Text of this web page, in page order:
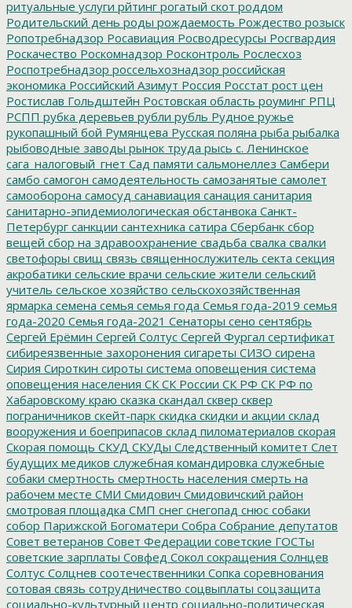
ритуальные услуги рйтинг рогатый скот роддом
Родительский день роды рождаемость Рождество розыск
Ропотребнадзор Росавиация Росводресурсы Росгвардия
Роскачество Роскомнадзор Росконтроль Рослесхоз
Роспотребнадзор россельхознадзор российская
экономика Российский Азимут Россия Росстат рост цен
Ростислав Гольдштейн Ростовская область роуминг РПЦ
РСПП рубка деревьев рубли рубль Рудное ружье
рукопашный бой Румянцева Русская поляна рыба рыбалка
рыбоводные заводы рынок труда рысь с. Ленинское
сага_налоговый_гнет Сад памяти сальмонеллез Самбери
самбо самогон самодеятельность самозанятые самолет
самооборона самосуд санавиация санация санитария
санитарно-эпидемиологическая обстанвока Санкт-
Петербург санкции сантехника сатира Сбербанк сбор
вещей сбор на здравоохранение свадьба свалка свалки
светофоры свищ связь священнослужитель секта секция
акробатики сельские врачи сельские жители сельский
учитель сельское хозяйство сельскохозяйственная
ярмарка семена семья семья года Семья года-2019 семья
года-2020 Семья года-2021 Сенаторы сено сентябрь
Сергей Ерёмин Сергей Солтус Сергей Фургал сертификат
сибиреязвенные захоронения сигареты СИЗО сирена
Сирия Сироткин сироты система оповещения система
оповещения населения СК СК России СК РФ СК РФ по
Хабаровскому краю сказка скандал сквер сквер
пограничников скейт-парк скидка скидки и акции склад
вооружения и боеприпасов склад пиломатериалов скорая
Скорая помощь СКУД СКУДы Следственный комитет Слет
будущих медиков служебная командировка служебные
собаки смертность смертность населения смерть на
рабочем месте СМИ Смидович Смидовичский район
смотровая площадка СМП снег снегопад снюс собаки
собор Парижской Богоматери Собра Собрание депутатов
Совет ветеранов Совет Федерации советские ГОСТы
советские зарплаты Совфед Сокол сокращения Солнцев
Солтус Солцнев соотечественники Сопка соревнования
сотовая связь сотрудничество соцвыплаты соцзащита
социально-культурный центр социально-политическая